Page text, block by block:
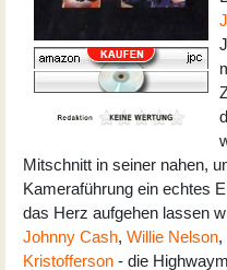
Mitschnitt in seiner nahen,
Kameraführung ein echtes
das Herz aufgehen lassen
Johnny Cash, Willie Nelson,
Kristofferson - die